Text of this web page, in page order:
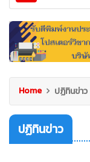
Home ปฏิทินข่าว
ปฏิทินข่าว